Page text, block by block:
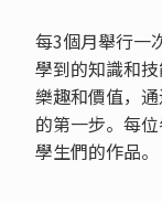
每3個月舉行一
學到的知識和
樂趣和價值，
的第一步。每
學生們的作品。